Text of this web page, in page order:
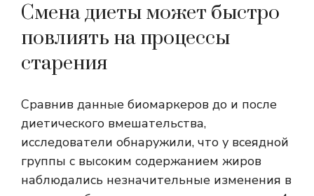
Смена диеты может быстро
повлиять на процессы
старения
Сравнив данные биомаркеров до и после
диетического вмешательства,
исследователи обнаружили, что у всеядной
группы с высоким содержанием жиров
наблюдались незначительные изменения в